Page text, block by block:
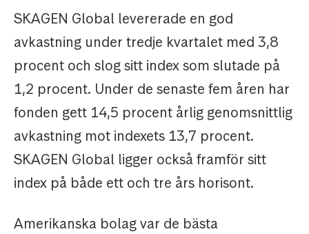
SKAGEN Global levererade en god
avkastning under tredje kvartalet med 3,8
procent och slog sitt index som slutade på
1,2 procent. Under de senaste fem åren har
fonden gett 14,5 procent årlig genomsnittlig
avkastning mot indexets 13,7 procent.
SKAGEN Global ligger också framför sitt
index på både ett och tre års horisont.
Amerikanska bolag var de bästa